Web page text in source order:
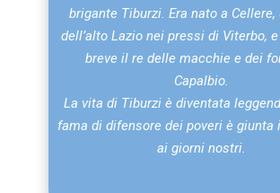
brigante Tiburzi. Era nato a Cellere,
dell’alto Lazio nei pressi di Viterbo,
breve il re delle macchie e dei
Capalbio.
La vita di Tiburzi è diventata
fama di difensore dei poveri è giunta
ai giorni nostri.